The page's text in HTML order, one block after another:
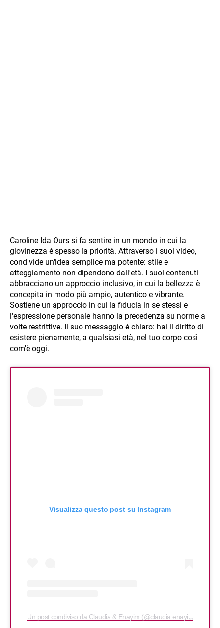
Caroline Ida Ours si fa sentire in un mondo in cui la
giovinezza è spesso la priorità. Attraverso i suoi video,
condivide un'idea semplice ma potente: stile e
atteggiamento non dipendono dall'età. I suoi contenuti
abbracciano un approccio inclusivo, in cui la bellezza è
concepita in modo più ampio, autentico e vibrante.
Sostiene un approccio in cui la fiducia in se stessi e
l'espressione personale hanno la precedenza su norme a
volte restrittive. Il suo messaggio è chiaro: hai il diritto di
esistere pienamente, a qualsiasi età, nel tuo corpo così
com'è oggi.
Visualizza questo post su Instagram
Un post condiviso da Claudia & Enayim (@claudia.enayim)